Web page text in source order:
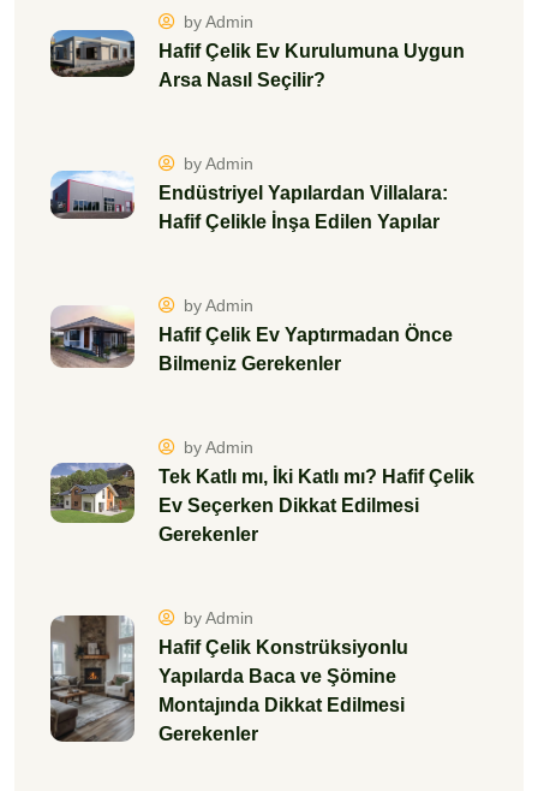
by Admin
Hafif Çelik Ev Kurulumuna Uygun
Arsa Nasıl Seçilir?
by Admin
Endüstriyel Yapılardan Villalara:
Hafif Çelikle İnşa Edilen Yapılar
by Admin
Hafif Çelik Ev Yaptırmadan Önce
Bilmeniz Gerekenler
by Admin
Tek Katlı mı, İki Katlı mı? Hafif Çelik
Ev Seçerken Dikkat Edilmesi
Gerekenler
by Admin
Hafif Çelik Konstrüksiyonlu
Yapılarda Baca ve Şömine
Montajında Dikkat Edilmesi
Gerekenler